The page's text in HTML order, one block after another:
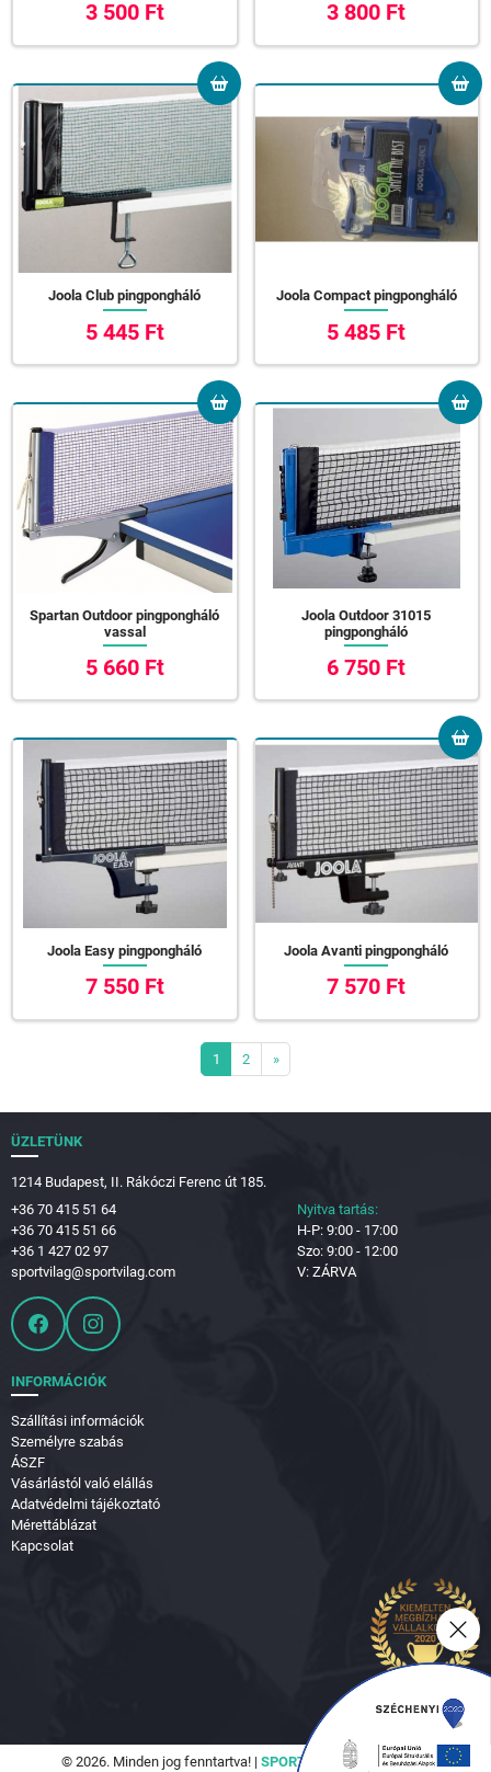
3 500 Ft 3 800 Ft
Joola Club pingpongháló
5 445 Ft
Joola Compact pingpongháló
5 485 Ft
Spartan Outdoor pingpongháló
vassal
5 660 Ft
Joola Outdoor 31015
pingpongháló
6 750 Ft
Joola Easy pingpongháló
7 550 Ft
Joola Avanti pingpongháló
7 570 Ft
1 2 »
ÜZLETÜNK
1214 Budapest, II. Rákóczi Ferenc út 185.
+36 70 415 51 64
+36 70 415 51 66
+36 1 427 02 97
sportvilag@sportvilag.com
Nyitva tartás:
H-P: 9:00 - 17:00
Szo: 9:00 - 12:00
V: ZÁRVA
INFORMÁCIÓK
Szállítási információk
Személyre szabás
ÁSZF
Vásárlástól való elállás
Adatvédelmi tájékoztató
Mérettáblázat
Kapcsolat
© 2026. Minden jog fenntartva! | SPORTVILÁG Hungary Kft.